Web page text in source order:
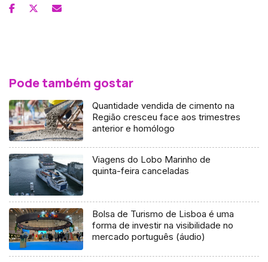
Pode também gostar
Quantidade vendida de cimento na
Região cresceu face aos trimestres
anterior e homólogo
Viagens do Lobo Marinho de
quinta-feira canceladas
Bolsa de Turismo de Lisboa é uma
forma de investir na visibilidade no
mercado português (áudio)